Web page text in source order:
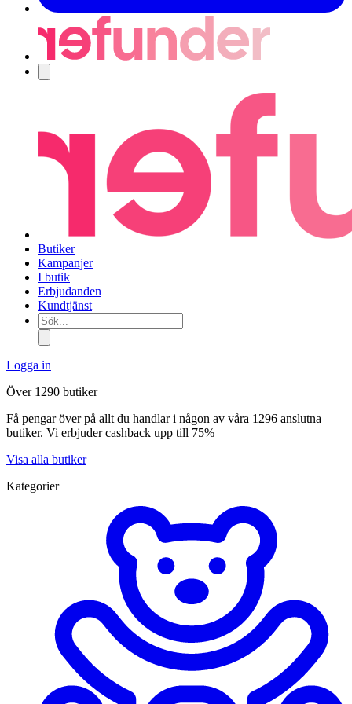
Butiker
Kampanjer
I butik
Erbjudanden
Kundtjänst
Sök...
Logga in
Över 1290 butiker
Få pengar över på allt du handlar i någon av våra 1296 anslutna
butiker. Vi erbjuder cashback upp till 75%
Visa alla butiker
Kategorier